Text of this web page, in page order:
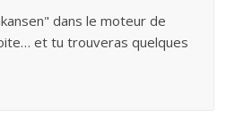
dans le moteur de
et tu trouveras quelques